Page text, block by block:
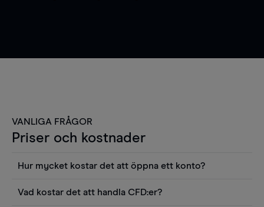
VANLIGA FRÅGOR
Priser och kostnader
Hur mycket kostar det att öppna ett konto?
Vad kostar det att handla CFD:er?